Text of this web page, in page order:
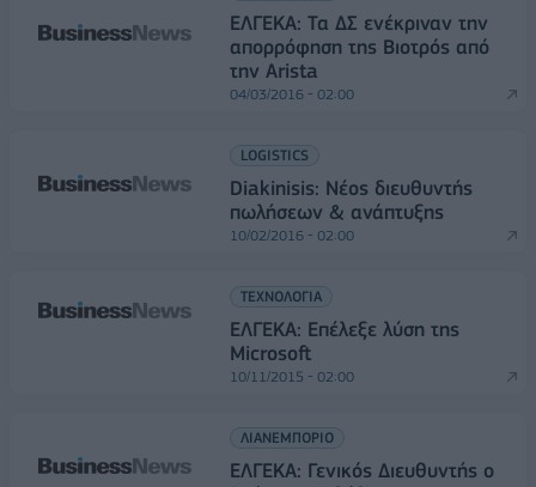
ΕΛΓΕΚΑ: Τα ΔΣ ενέκριναν την
απορρόφηση της Βιοτρός από
την Arista
04/03/2016 - 02:00
LOGISTICS
Diakinisis: Νέος διευθυντής
πωλήσεων & ανάπτυξης
10/02/2016 - 02:00
ΤΕΧΝΟΛΟΓΙΑ
ΕΛΓΕΚΑ: Επέλεξε λύση της
Microsoft
10/11/2015 - 02:00
ΛΙΑΝΕΜΠΟΡΙΟ
EΛΓΕΚΑ: Γενικός Διευθυντής ο